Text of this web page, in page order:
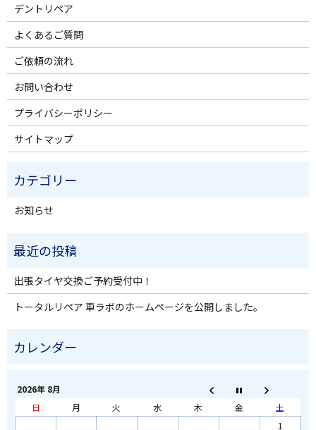
デントリペア
よくあるご質問
ご依頼の流れ
お問い合わせ
プライバシーポリシー
サイトマップ
お知らせ
出張タイヤ交換ご予約受付中！
トータルリペア 車ラボのホームページを公開しました。
2026年 8月
日
月 火 水 木 金
土
1